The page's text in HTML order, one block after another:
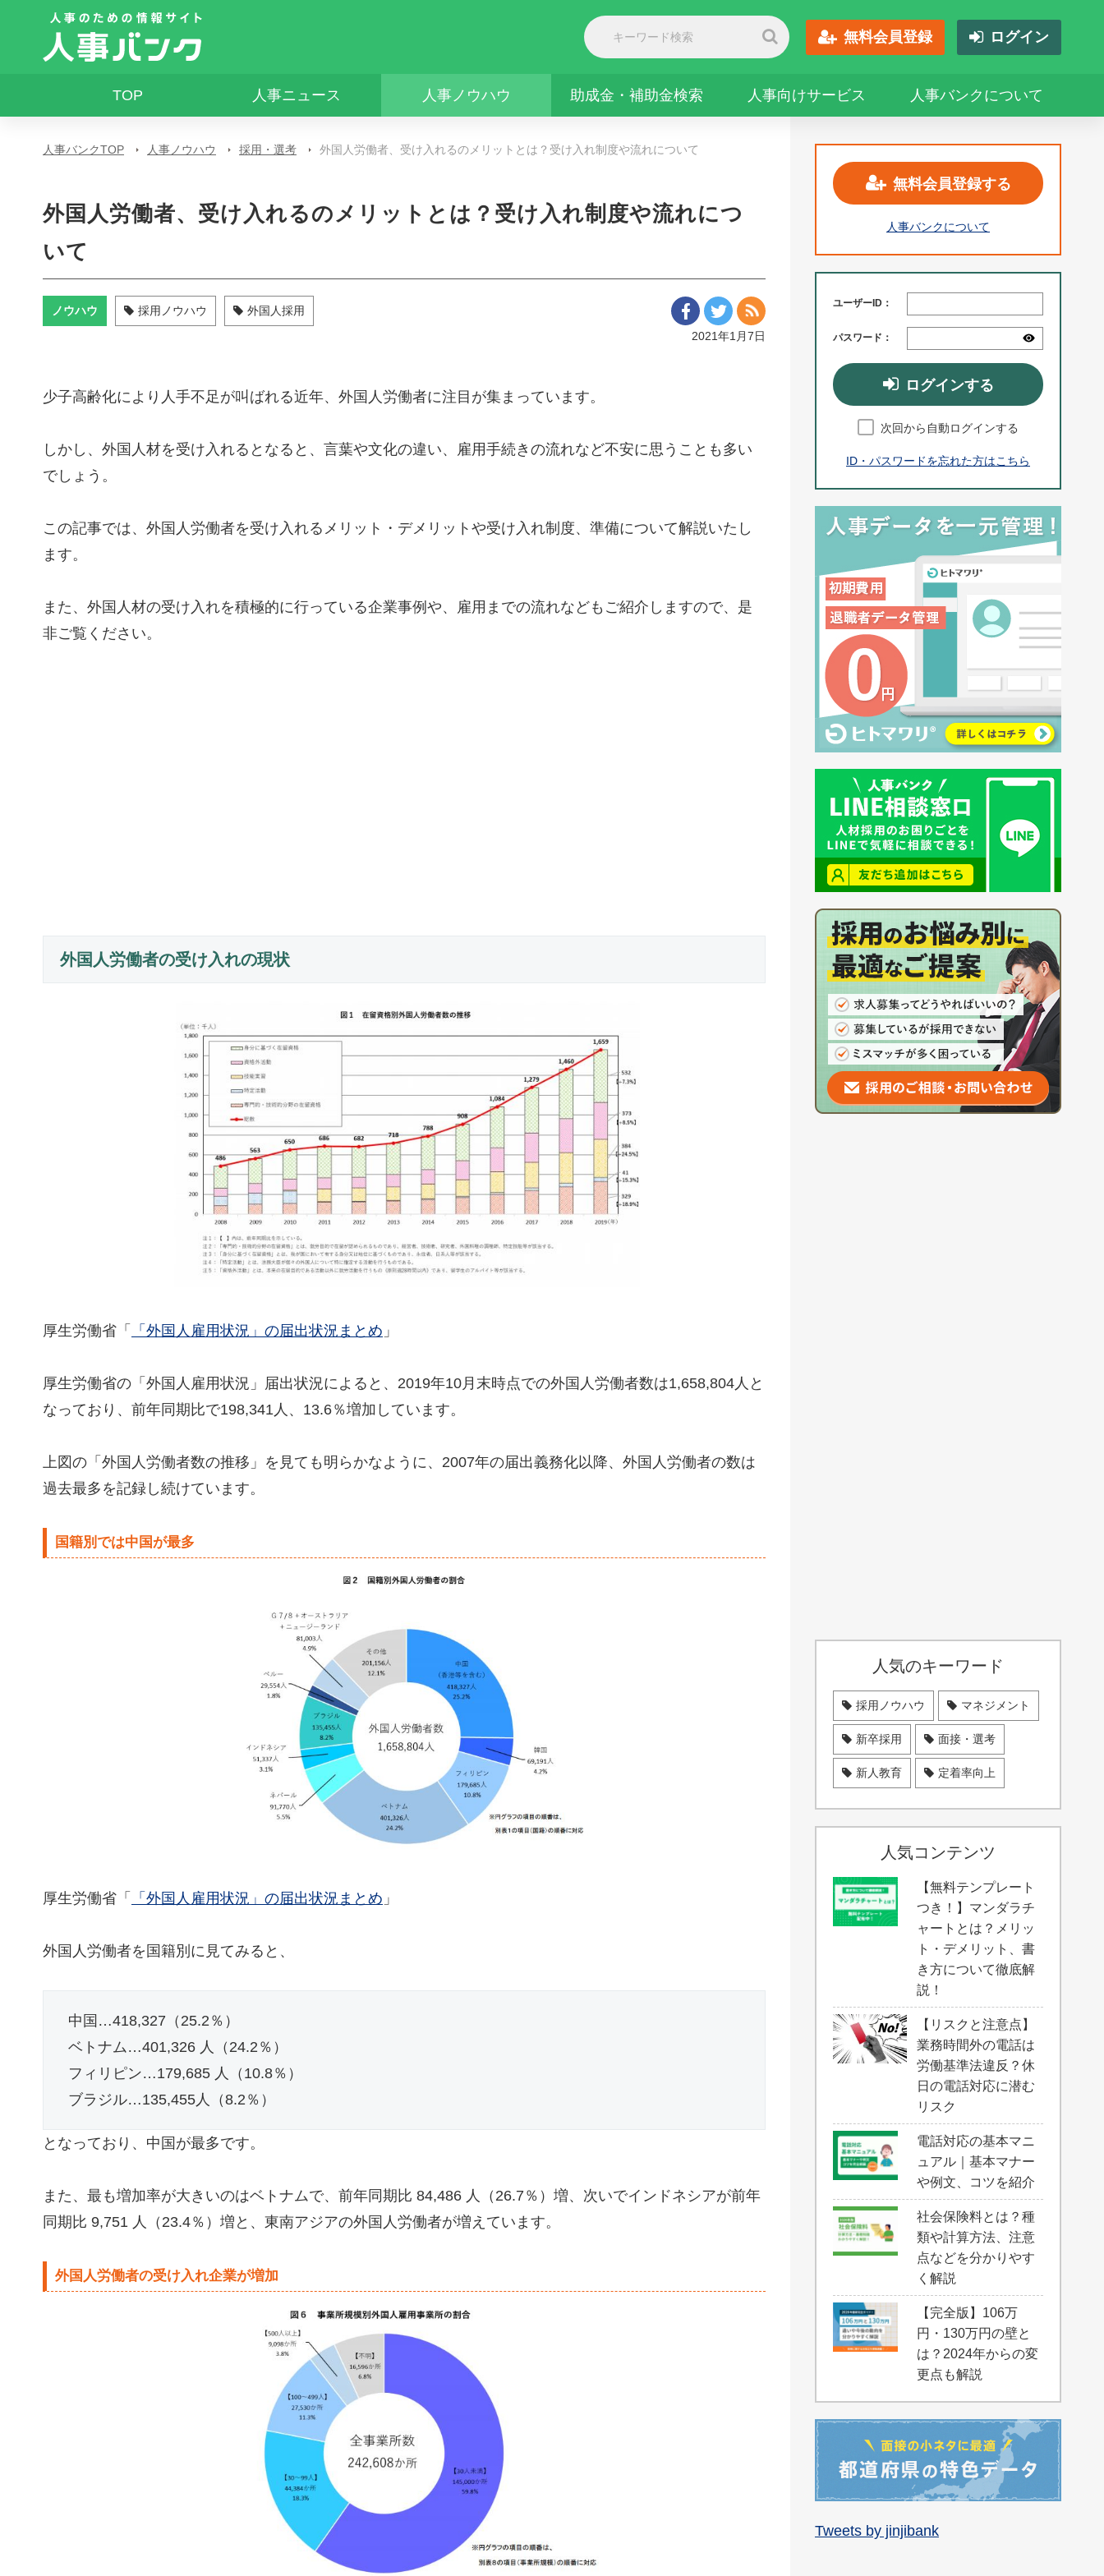
無料会員登録 ログイン
TOP 人事ニュース 人事ノウハウ 助成金・補助金検索 人事向けサービス 人事バンクについて
人事バンクTOP 人事ノウハウ 採用・選考 外国人労働者、受け入れるのメリットとは？受け入れ制度や流れについて
外国人労働者、受け入れるのメリットとは？受け入れ制度や流れにつ
いて
ノウハウ 採用ノウハウ
外国人採用
2021年1月7日
少子高齢化により人手不足が叫ばれる近年、外国人労働者に注目が集まっています。
しかし、外国人材を受け入れるとなると、言葉や文化の違い、雇用手続きの流れなど不安に思うことも多い
でしょう。
この記事では、外国人労働者を受け入れるメリット・デメリットや受け入れ制度、準備について解説いたし
ます。
また、外国人材の受け入れを積極的に行っている企業事例や、雇用までの流れなどもご紹介しますので、是
非ご覧ください。
外国人労働者の受け入れの現状
厚生労働省「 「外国人雇用状況」の届出状況まとめ 」
厚生労働省の「外国人雇用状況」届出状況によると、2019年10月末時点での外国人労働者数は1,658,804人と
なっており、前年同期比で198,341人、13.6％増加しています。
上図の「外国人労働者数の推移」を見ても明らかなように、2007年の届出義務化以降、外国人労働者の数は
過去最多を記録し続けています。
国籍別では中国が最多
厚生労働省「 「外国人雇用状況」の届出状況まとめ 」
外国人労働者を国籍別に見てみると、
中国…418,327（25.2％）
ベトナム…401,326 人（24.2％）
フィリピン…179,685 人（10.8％）
ブラジル…135,455人（8.2％）
となっており、中国が最多です。
また、最も増加率が大きいのはベトナムで、前年同期比 84,486 人（26.7％）増、次いでインドネシアが前年
同期比 9,751 人（23.4％）増と、東南アジアの外国人労働者が増えています。
外国人労働者の受け入れ企業が増加
無料会員登録する
人事バンクについて
ユーザーID：
パスワード：
ログインする
次回から自動ログインする
ID・パスワードを忘れた方はこちら
人気のキーワード
採用ノウハウ マネジメント
新卒採用 面接・選考
新人教育 定着率向上
人気コンテンツ
【無料テンプレート
つき！】マンダラチ
ャートとは？メリッ
ト・デメリット、書
き方について徹底解
説！
【リスクと注意点】
業務時間外の電話は
労働基準法違反？休
日の電話対応に潜む
リスク
電話対応の基本マニ
ュアル｜基本マナー
や例文、コツを紹介
社会保険料とは？種
類や計算方法、注意
点などを分かりやす
く解説
【完全版】106万
円・130万円の壁と
は？2024年からの変
更点も解説
Tweets by jinjibank